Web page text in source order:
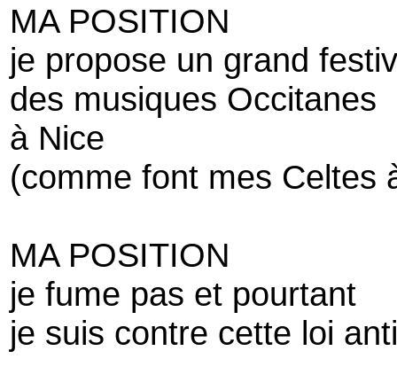
MA POSITION
je propose un grand
des musiques Occitanes
à Nice
(comme font mes Celtes
MA POSITION
je fume pas et pourtant
je suis contre cette loi